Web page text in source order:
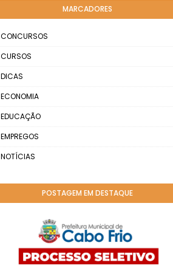
MARCADORES
CONCURSOS
CURSOS
DICAS
ECONOMIA
EDUCAÇÃO
EMPREGOS
NOTÍCIAS
POSTAGEM EM DESTAQUE